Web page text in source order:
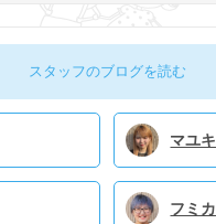
スタッフのブログを読む
マユキ
フミカ